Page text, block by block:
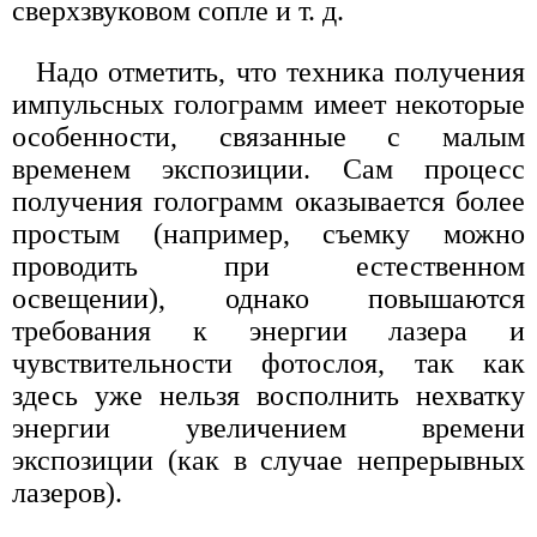
сверхзвуковом сопле и т. д.
Надо отметить, что техника получения
импульсных голограмм имеет некоторые
особенности, связанные с малым
временем экспозиции. Сам процесс
получения голограмм оказывается более
простым (например, съемку можно
проводить при естественном
освещении), однако повышаются
требования к энергии лазера и
чувствительности фотослоя, так как
здесь уже нельзя восполнить нехватку
энергии увеличением времени
экспозиции (как в случае непрерывных
лазеров).